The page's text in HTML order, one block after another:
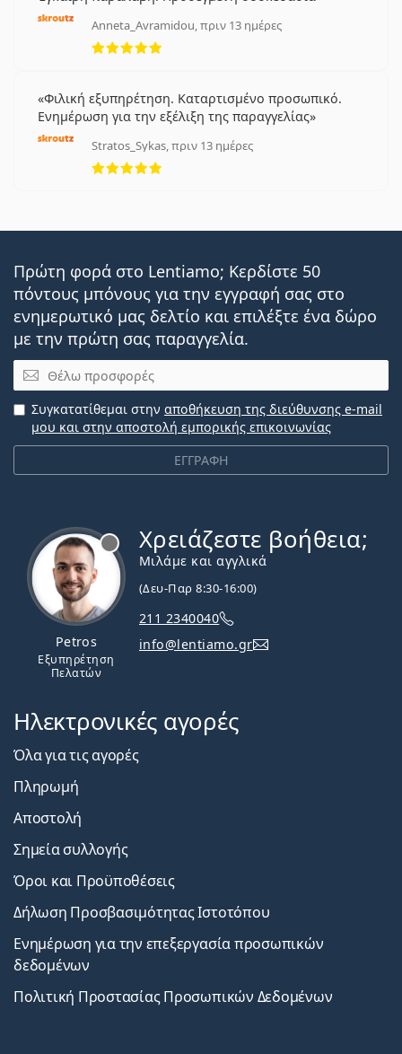
Anneta_Avramidou, πριν 13 ημέρες
5 αξιολογήσεις από 5
Φιλική εξυπηρέτηση. Καταρτισμένο προσωπικό.
Ενημέρωση για την εξέλιξη της παραγγελίας
Stratos_Sykas, πριν 13 ημέρες
5 αξιολογήσεις από 5
Πρώτη φορά στο Lentiamo; Κερδίστε 50
πόντους μπόνους για την εγγραφή σας στο
ενημερωτικό μας δελτίο και επιλέξτε ένα δώρο
με την πρώτη σας παραγγελία.
Email
ΕΓΓΡΑΦΗ
Συγκατατίθεμαι στην αποθήκευση της διεύθυνσης e-mail
μου και στην αποστολή εμπορικής επικοινωνίας
Petros
Εξυπηρέτηση
Πελατών
Χρειάζεστε βοήθεια;
Μιλάμε και αγγλικά
(Δευ-Παρ 8:30-16:00)
211 2340040
info@lentiamo.gr
Ηλεκτρονικές αγορές
Όλα για τις αγορές
Πληρωμή
Αποστολή
Σημεία συλλογής
Όροι και Προϋποθέσεις
Δήλωση Προσβασιμότητας Ιστοτόπου
Ενημέρωση για την επεξεργασία προσωπικών
δεδομένων
Πολιτική Προστασίας Προσωπικών Δεδομένων